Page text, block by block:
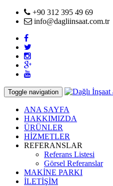
+90 312 395 49 69
info@dagliinsaat.com.tr
Toggle navigation
ANA SAYFA
HAKKIMIZDA
ÜRÜNLER
HİZMETLER
REFERANSLAR
Referans Listesi
Görsel Referanslar
MAKİNE PARKI
İLETİŞİM